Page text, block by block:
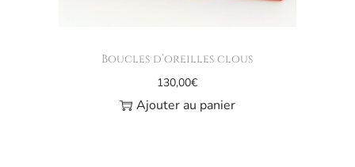
Boucles d’oreilles clous
130,00€
Ajouter au panier